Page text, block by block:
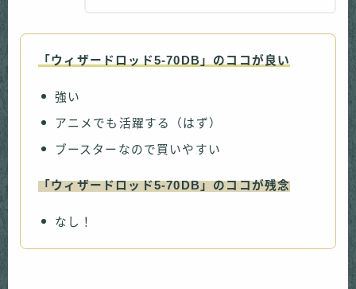
「ウィザードロッド5-70DB」のココが良い
強い
アニメでも活躍する（はず）
ブースターなので買いやすい
「ウィザードロッド5-70DB」のココが残念
なし！